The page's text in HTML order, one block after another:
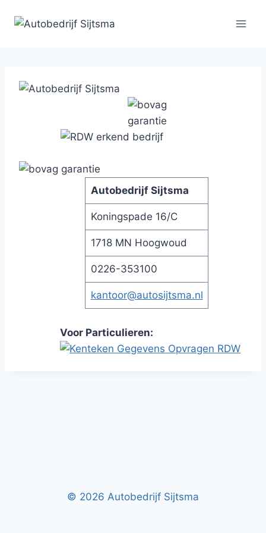
Autobedrijf Sijtsma
Koningspade 16/C
1718 MN Hoogwoud
0226-353100
kantoor@autosijtsma.nl
Voor Particulieren:
© 2026 Autobedrijf Sijtsma